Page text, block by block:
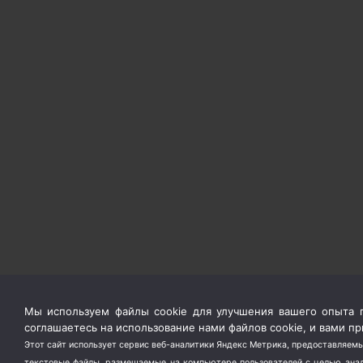
Мы используем файлы cookie для улучшения вашего опыта
соглашаетесь на использование нами файлов cookie, и вами
Этот сайт использует сервис веб-аналитики Яндекс Метрика,